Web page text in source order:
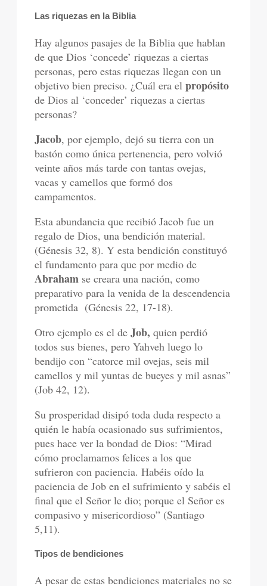
Las riquezas en la Biblia
Hay algunos pasajes de la Biblia que hablan
de que Dios ‘concede’ riquezas a ciertas
personas, pero estas riquezas llegan con un
objetivo bien preciso. ¿Cuál era elpropósito
de Dios al ‘conceder’ riquezas a ciertas
personas?
Jacob, por ejemplo, dejó su tierra con un
bastón como única pertenencia, pero volvió
veinte años más tarde con tantas ovejas,
vacas y camellos que formó dos
campamentos.
Esta abundancia que recibió Jacob fue un
regalo de Dios, una bendición material.
(Génesis 32, 8). Y esta bendición constituyó
el fundamento para que por medio de
Abraham se creara una nación, como
preparativo para la venida de la descendencia
prometida (Génesis 22, 17-18).
Otro ejemplo es el deJob, quien perdió
todos sus bienes, pero Yahveh luego lo
bendijo con “catorce mil ovejas, seis mil
camellos y mil yuntas de bueyes y mil asnas”
(Job 42, 12).
Su prosperidad disipó toda duda respecto a
quién le había ocasionado sus sufrimientos,
pues hace ver la bondad de Dios: “Mirad
cómo proclamamos felices a los que
sufrieron con paciencia. Habéis oído la
paciencia de Job en el sufrimiento y sabéis el
final que el Señor le dio; porque el Señor es
compasivo y misericordioso” (Santiago
5,11).
Tipos de bendiciones
A pesar de estas bendiciones materiales no se